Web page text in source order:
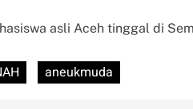
asli Aceh tinggal di
aneukmuda